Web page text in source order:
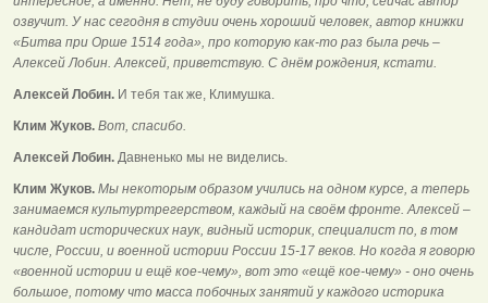
озвучит. У нас сегодня в студии очень хороший человек, автор книжки
«Битва при Орше 1514 года», про которую как-то раз была речь –
Алексей Лобин. Алексей, приветствую. С днём рождения, кстати.
Алексей Лобин. И тебя так же, Климушка.
Клим Жуков. Вот, спасибо.
Алексей Лобин. Давненько мы не виделись.
Клим Жуков. Мы некоторым образом учились на одном курсе, а теперь
занимаемся культуртрегерством, каждый на своём фронте. Алексей –
кандидат исторических наук, видный историк, специалист по, в том
числе, России, и военной истории России 15-17 веков. Но когда я говорю
«военной истории и ещё кое-чему», вот это «ещё кое-чему» - оно очень
большое, потому что масса побочных занятий у каждого историка